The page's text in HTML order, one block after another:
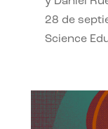
28 de
Science